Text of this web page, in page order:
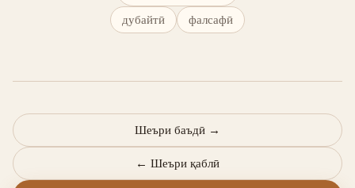
дубайтӣ фалсафӣ
← Шеъри қаблӣ
Шеъри баъдӣ →